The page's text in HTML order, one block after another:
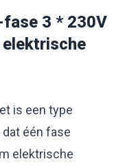
3 * 230V
is een type
één fase
elektrische